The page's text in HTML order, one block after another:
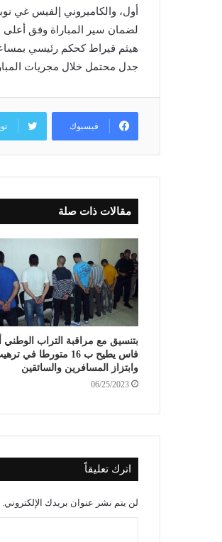
أول، والكاميروني إلفيس غي
لضمان سير المباراة وفق أعلى
هيثم قيراط كحكم رئيسي
جدل محتمل خلال مجريات
فيسبوك
مقالات ذات صلة
بتنسيق مع مراقبة التراب الوطني
فاس يطيح ب 16 متورطا في
وابتزاز المسافرين والسائقين
06/25/2023
اترك تعليقاً
لن يتم نشر عنوان بريدك الإلكتروني.